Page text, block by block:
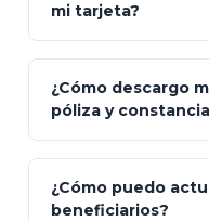
mi tarjeta?
¿Cómo descargo
póliza y
"Mis
¿Cómo puedo
beneficiarios?